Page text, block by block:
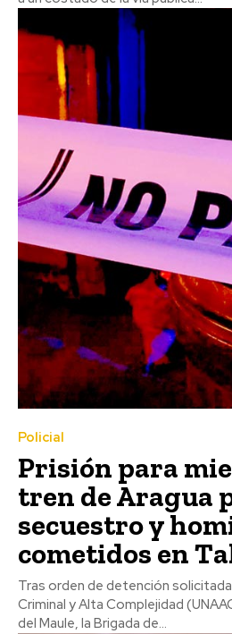
Policial
Prisión para
tren de Aragua
secuestro y
cometidos en
Tras orden de detención
Criminal y Alta Complejidad
del Maule, la Brigada de...